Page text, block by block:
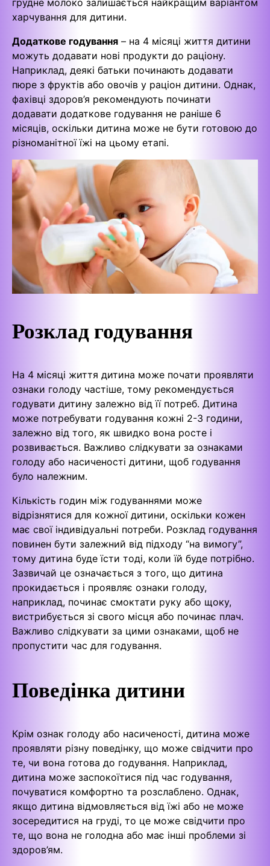
харчування для дитини.
Додаткове годування – на 4 місяці життя дитини
можуть додавати нові продукти до раціону.
Наприклад, деякі батьки починають додавати
пюре з фруктів або овочів у раціон дитини. Однак,
фахівці здоров’я рекомендують починати
додавати додаткове годування не раніше 6
місяців, оскільки дитина може не бути готовою до
різноманітної їжі на цьому етапі.
Розклад годування
На 4 місяці життя дитина може почати проявляти
ознаки голоду частіше, тому рекомендується
годувати дитину залежно від її потреб. Дитина
може потребувати годування кожні 2-3 години,
залежно від того, як швидко вона росте і
розвивається. Важливо слідкувати за ознаками
голоду або насиченості дитини, щоб годування
було належним.
Кількість годин між годуваннями може
відрізнятися для кожної дитини, оскільки кожен
має свої індивідуальні потреби. Розклад годування
повинен бути залежний від підходу “на вимогу”,
тому дитина буде їсти тоді, коли їй буде потрібно.
Зазвичай це означається з того, що дитина
прокидається і проявляє ознаки голоду,
наприклад, починає смоктати руку або щоку,
вистрибується зі свого місця або починає плач.
Важливо слідкувати за цими ознаками, щоб не
пропустити час для годування.
Поведінка дитини
Крім ознак голоду або насиченості, дитина може
проявляти різну поведінку, що може свідчити про
те, чи вона готова до годування. Наприклад,
дитина може заспокоїтися під час годування,
почуватися комфортно та розслаблено. Однак,
якщо дитина відмовляється від їжі або не може
зосередитися на груді, то це може свідчити про
те, що вона не голодна або має інші проблеми зі
здоров’ям.